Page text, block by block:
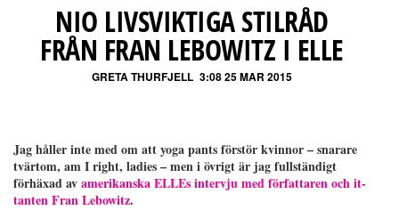
NIO LIVSVIKTIGA STILRÅD
FRÅN FRAN LEBOWITZ I ELLE
GRETA THURFJELL 3:08 25 MAR 2015
Jag håller inte med om att yoga pants förstör kvinnor – snarare
tvärtom, am I right, ladies – men i övrigt är jag fullständigt
förhäxad avamerikanska ELLEs intervju med författaren och it-
tanten Fran Lebowitz.